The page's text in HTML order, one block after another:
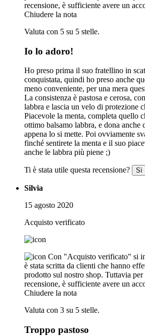
recensione, è sufficiente avere un
Chiudere la nota
Valuta con 5 su 5 stelle.
Io lo adoro!
Ho preso prima il suo fratellino in
conquistata, quindi ho preso anche
meno conveniente, per una mera
La consistenza è pastosa e cerosa,
labbra e lascia un velo di protezione
Piacevole la menta, completa quello
ottimo balsamo labbra, e dona
appena lo si mette. Poi ovviamente
finché sentirete la menta e il suo
anche le labbra più piene ;)
Ti è stata utile questa recensione? Sì
Silvia
15 agosto 2020
Acquisto verificato
Con "Acquisto verificato" si
è stata scritta da clienti che hanno
prodotto sul nostro shop. Tuttavia per
recensione, è sufficiente avere un
Chiudere la nota
Valuta con 3 su 5 stelle.
Troppo pastoso